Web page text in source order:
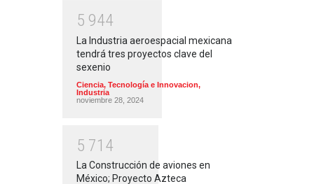
5 944
La Industria aeroespacial mexicana
tendrá tres proyectos clave del
sexenio
Ciencia, Tecnología e Innovacion,
Industria
noviembre 28, 2024
5 71 4
La Construcción de aviones en
México; Proyecto Azteca